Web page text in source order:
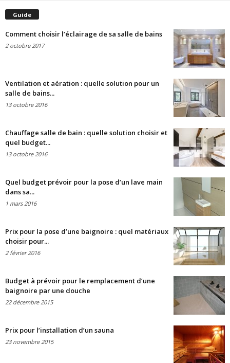
Guide
Comment choisir l’éclairage de sa salle de bains
2 octobre 2017
Ventilation et aération : quelle solution pour un
salle de bains...
13 octobre 2016
Chauffage salle de bain : quelle solution choisir et
quel budget...
13 octobre 2016
Quel budget prévoir pour la pose d’un lave main
dans sa...
1 mars 2016
Prix pour la pose d’une baignoire : quel matériaux
choisir pour...
2 février 2016
Budget à prévoir pour le remplacement d’une
baignoire par une douche
22 décembre 2015
Prix pour l’installation d’un sauna
23 novembre 2015